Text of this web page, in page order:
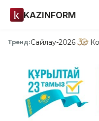
KAZINFORM
Тренд:Сайлау-2026